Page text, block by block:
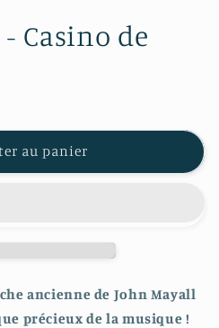
Casino de
au panier
ancienne de John Mayall
précieux de la musique !